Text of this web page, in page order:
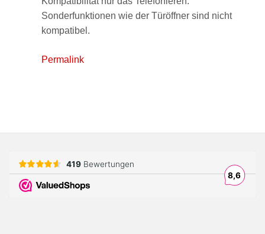
Sonderfunktionen wie der Türöffner sind nicht
kompatibel.
Permalink